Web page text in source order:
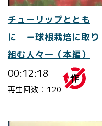
チューリップととも
に ー球根栽培に取り
組む人々ー（本編）
00:12:18
再生回数：120